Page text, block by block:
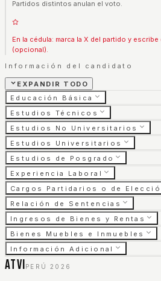
Partidos distintos anulan el voto.
En la cédula: marca la X del partido y
(opcional).
Información del candidato
EXPANDIR TODO
Educación Básica
Estudios Técnicos
Estudios No Universitarios
Estudios Universitarios
Estudios de Posgrado
Experiencia Laboral
Cargos Partidarios o de
Relación de Sentencias
Ingresos de Bienes y Rentas
Bienes Muebles e Inmuebles
Información Adicional
ATVI PERÚ 2026